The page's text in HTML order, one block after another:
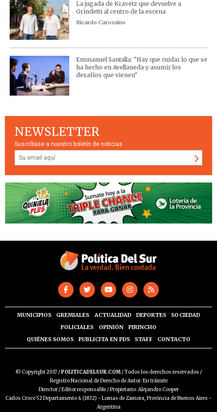
La jugada de Kravetz que devuelve a
Grindetti al centro de la escena
Ricardo Carossino
Emmanuel Santalla: "Hay que cuidar lo que se
ha hecho en Avellaneda y asumir los
desafíos que vienen"
NEWSLETTER
Suscríbase a nuestro boletín de noticias
MUNICIPIOS GREMIALES ACTUALIDAD DEPORTES
SOCIEDAD
POLICIALES
OPINIÓN
PIRINCHO
QUIÉNES SOMOS
PUBLICITA EN PDS STAFF CONTACTO
© Copyright 2017 /POLITICADELSUR.COM/ Todos los derechos reservados /
Registro Nacional de Derecho de Autor: En trámite
Director / Editor responsable / Propietario: Alejandro Cooper
Carlos Croce 52 Departamento 4 (1832) - Lomas de Zamora, Provincia de Buenos Aires -
Argentina